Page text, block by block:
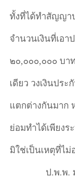
ทั้งที่ได้ทำสัญญา
จำนวนเงินที่เอ
๒๐,๐๐๐,๐๐๐ บา
เดียว วงเงินประ
แตกต่างกันมาก
ย่อมทำได้เพียงร
มิใช่เป็นเหตุที่ไม่
ป.พ.พ.